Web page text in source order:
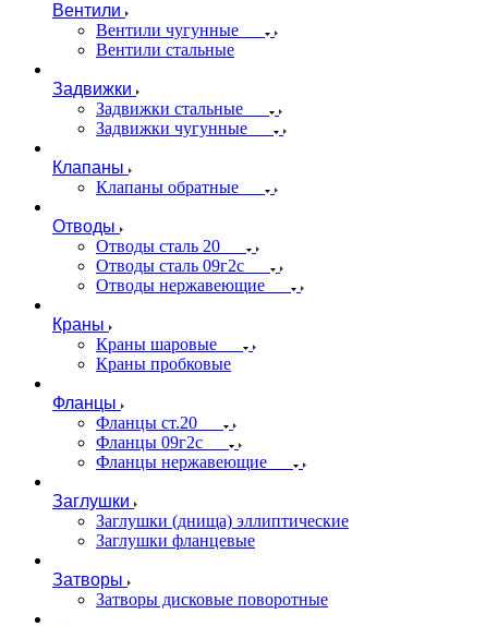
Вентили
Вентили чугунные
Вентили стальные
Задвижки
Задвижки стальные
Задвижки чугунные
Клапаны
Клапаны обратные
Отводы
Отводы сталь 20
Отводы сталь 09г2с
Отводы нержавеющие
Краны
Краны шаровые
Краны пробковые
Фланцы
Фланцы ст.20
Фланцы 09г2с
Фланцы нержавеющие
Заглушки
Заглушки (днища) эллиптические
Заглушки фланцевые
Затворы
Затворы дисковые поворотные